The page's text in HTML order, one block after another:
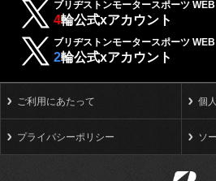
ブリヂストンモータースポーツ WEB
4輪公式xアカウント
ブリヂストンモータースポーツ WEB
2輪公式xアカウント
ご利用にあたって 個
プライバシーポリシー ソ